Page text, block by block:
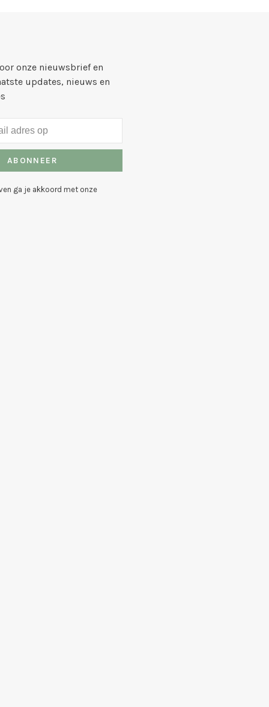
onze nieuwsbrief en
updates, nieuws en
ABONNEER
ga je akkoord met onze